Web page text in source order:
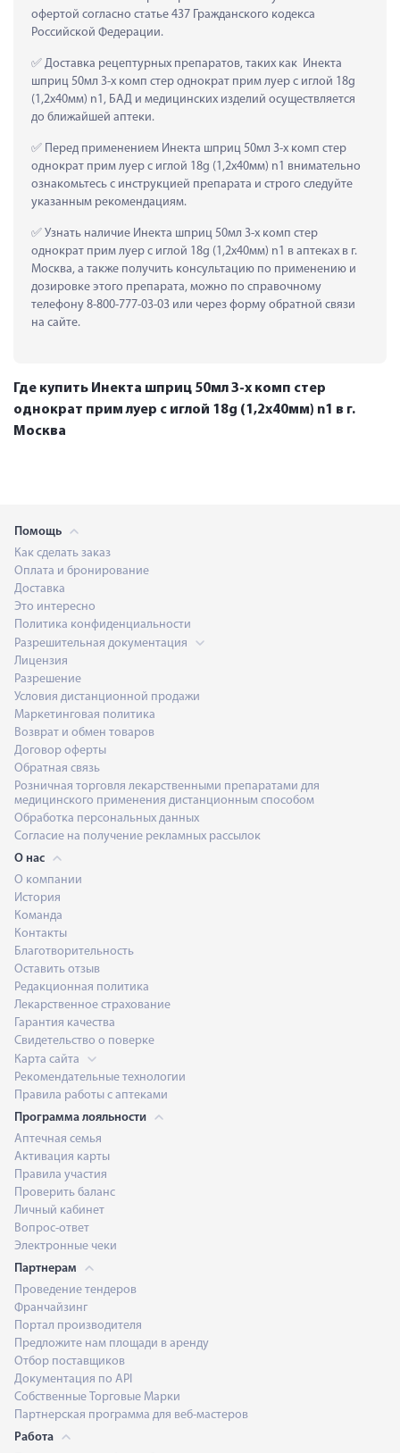
офертой согласно статье 437 Гражданского кодекса
Российской Федерации.
Доставка рецептурных препаратов, таких как  Инекта
шприц 50мл 3-х комп стер однократ прим луер c иглой 18g
(1,2х40мм) n1, БАД и медицинских изделий осуществляется
до ближайшей аптеки.
Перед применением Инекта шприц 50мл 3-х комп стер
однократ прим луер c иглой 18g (1,2х40мм) n1 внимательно
ознакомьтесь с инструкцией препарата и строго следуйте
указанным рекомендациям.
Узнать наличие Инекта шприц 50мл 3-х комп стер
однократ прим луер c иглой 18g (1,2х40мм) n1 в аптеках в г.
Москва, а также получить консультацию по применению и
дозировке этого препарата, можно по справочному
телефону 8-800-777-03-03 или через форму обратной связи
на сайте.
Где купить Инекта шприц 50мл 3-х комп стер
однократ прим луер c иглой 18g (1,2х40мм) n1 в г.
Москва
Помощь
Как сделать заказ
Оплата и бронирование
Доставка
Это интересно
Политика конфиденциальности
Разрешительная документация
Лицензия
Разрешение
Условия дистанционной продажи
Маркетинговая политика
Возврат и обмен товаров
Договор оферты
Обратная связь
Розничная торговля лекарственными препаратами для
медицинского применения дистанционным способом
Обработка персональных данных
Согласие на получение рекламных рассылок
О нас
О компании
История
Команда
Контакты
Благотворительность
Оставить отзыв
Редакционная политика
Лекарственное страхование
Гарантия качества
Свидетельство о поверке
Карта сайта
Рекомендательные технологии
Правила работы с аптеками
Программа лояльности
Аптечная семья
Активация карты
Правила участия
Проверить баланс
Личный кабинет
Вопрос-ответ
Электронные чеки
Партнерам
Проведение тендеров
Франчайзинг
Портал производителя
Предложите нам площади в аренду
Отбор поставщиков
Документация по API
Собственные Торговые Марки
Партнерская программа для веб-мастеров
Работа